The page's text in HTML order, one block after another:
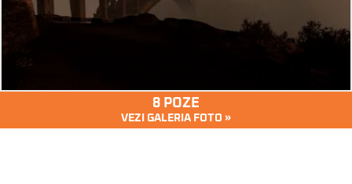
8 POZE
VEZI GALERIA FOTO »